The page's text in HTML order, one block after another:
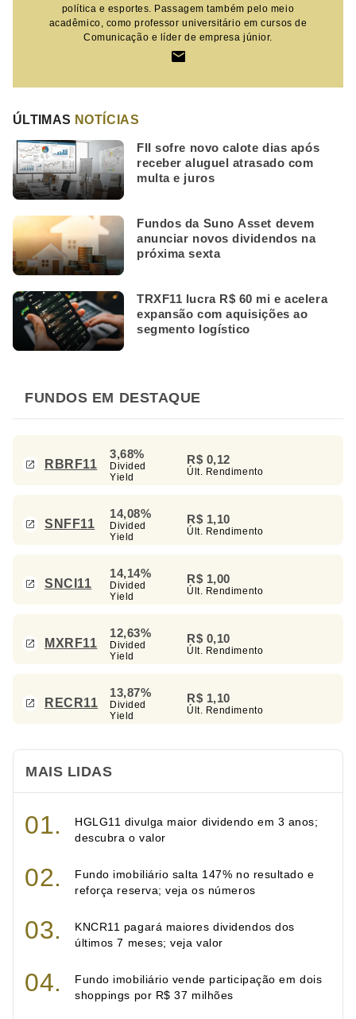
política e esportes. Passagem também pelo meio
acadêmico, como professor universitário em cursos de
Comunicação e líder de empresa júnior.
ÚLTIMAS NOTÍCIAS
FII sofre novo calote dias após
receber aluguel atrasado com
multa e juros
Fundos da Suno Asset devem
anunciar novos dividendos na
próxima sexta
TRXF11 lucra R$ 60 mi e acelera
expansão com aquisições ao
segmento logístico
FUNDOS EM DESTAQUE
RBRF11
3,68%
Divided
Yield
R$ 0,12
Últ. Rendimento
SNFF11
14,08%
Divided
Yield
R$ 1,10
Últ. Rendimento
SNCI11
14,14%
Divided
Yield
R$ 1,00
Últ. Rendimento
MXRF11
12,63%
Divided
Yield
R$ 0,10
Últ. Rendimento
RECR11
13,87%
Divided
Yield
R$ 1,10
Últ. Rendimento
MAIS LIDAS
HGLG11 divulga maior dividendo em 3 anos;
descubra o valor
Fundo imobiliário salta 147% no resultado e
reforça reserva; veja os números
KNCR11 pagará maiores dividendos dos
últimos 7 meses; veja valor
Fundo imobiliário vende participação em dois
shoppings por R$ 37 milhões